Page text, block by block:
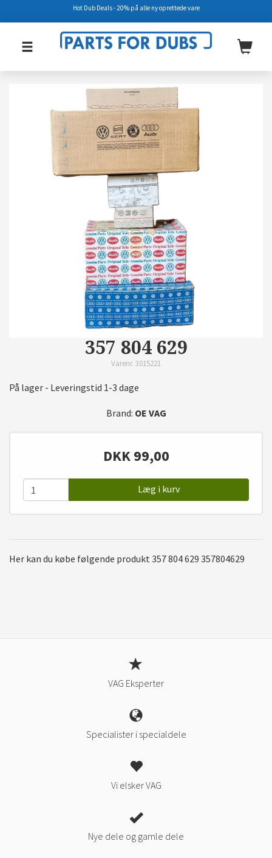
357 804 629
Varenr. 3015221
På lager - Leveringstid 1-3 dage
Brand: OE VAG
DKK 99,00
Læg i kurv
Her kan du købe følgende produkt 357 804 629 357804629
VAG Eksperter
Specialister i specialdele
Vi elsker VAG
Nye dele og gamle dele
Hot Dub Deals - 20% på alle ny oprettede vare